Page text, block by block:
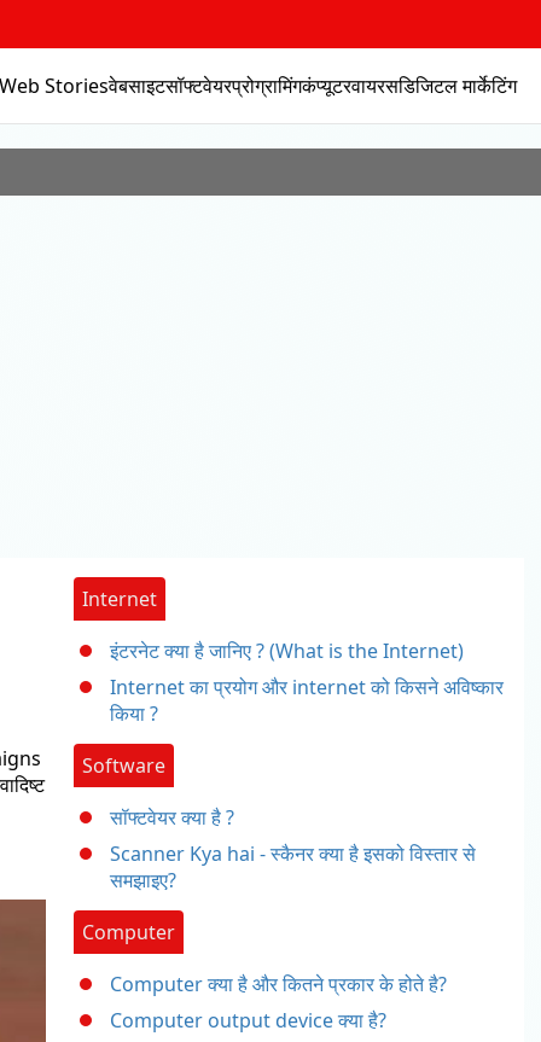
Web Storiesवेबसाइटसॉफ्टवेयरप्रोग्रामिंगकंप्यूटरवायरसडिजिटल मार्केटिंग
Internet
इंटरनेट क्या है जानिए ? (What is the Internet)
Internet का प्रयोग और internet को किसने अविष्कार
किया ?
Software
सॉफ्टवेयर क्या है ?
Scanner Kya hai - स्कैनर क्या है इसको विस्तार से
समझाइए?
Computer
Computer क्या है और कितने प्रकार के होते है?
Computer output device क्या है?